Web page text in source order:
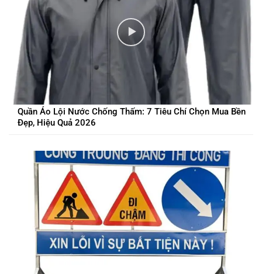
Quần Áo Lội Nước Chống Thấm: 7 Tiêu Chí Chọn Mua Bền
Đẹp, Hiệu Quả 2026